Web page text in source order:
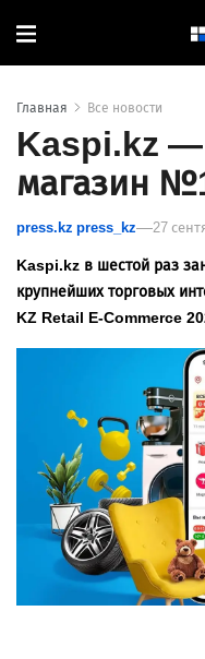
Главная Все новости
Kaspi.kz —
магазин
press.kz press_kz 27
Kaspi.kz в шестой раз
крупнейших торговых
KZ Retail E-Commerce